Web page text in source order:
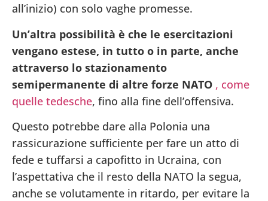
all’inizio) con solo vaghe promesse.
Un’altra possibilità è che le esercitazioni
vengano estese, in tutto o in parte, anche
attraverso lo stazionamento
semipermanente di altre forze NATO , come
quelle tedesche, fino alla fine dell’offensiva.
Questo potrebbe dare alla Polonia una
rassicurazione sufficiente per fare un atto di
fede e tuffarsi a capofitto in Ucraina, con
l’aspettativa che il resto della NATO la segua,
anche se volutamente in ritardo, per evitare la